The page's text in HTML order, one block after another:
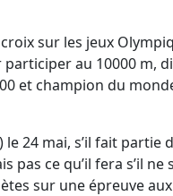
sur les jeux
au 10000 m,
et champion du
24 mai, s’il fait partie
pas ce qu’il fera s’il
sur une épreuve aux